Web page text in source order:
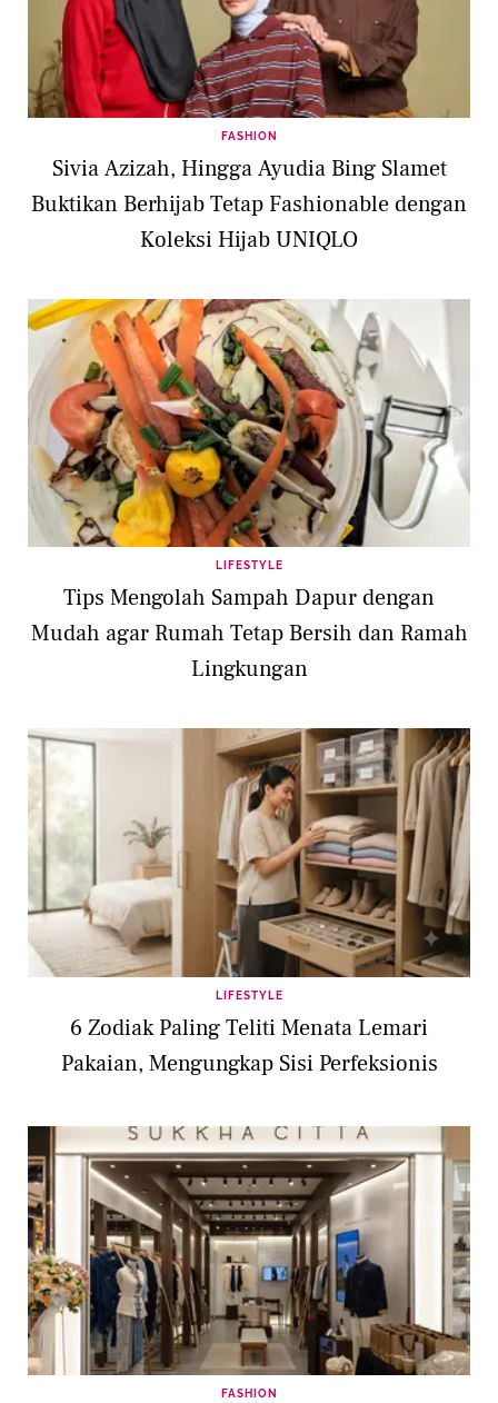
FASHION
Sivia Azizah, Hingga Ayudia Bing Slamet
Buktikan Berhijab Tetap Fashionable dengan
Koleksi Hijab UNIQLO
LIFESTYLE
Tips Mengolah Sampah Dapur dengan
Mudah agar Rumah Tetap Bersih dan Ramah
Lingkungan
LIFESTYLE
6 Zodiak Paling Teliti Menata Lemari
Pakaian, Mengungkap Sisi Perfeksionis
FASHION